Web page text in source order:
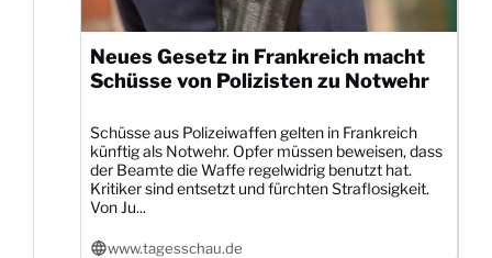
Neues Gesetz in Frankreich macht
Schüsse von Polizisten zu Notwehr
Schüsse aus Polizeiwaffen gelten in Frankreich
künftig als Notwehr. Opfer müssen beweisen, dass
der Beamte die Waffe regelwidrig benutzt hat.
Kritiker sind entsetzt und fürchten Straflosigkeit.
Von Ju...
www.tagesschau.de